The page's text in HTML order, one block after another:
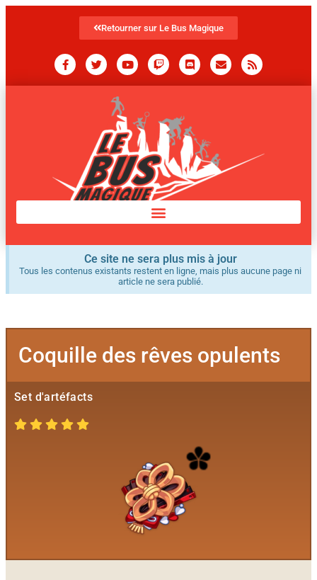
Retourner sur Le Bus Magique
Ce site ne sera plus mis à jour
Tous les contenus existants restent en ligne, mais plus aucune page ni
article ne sera publié.
Coquille des rêves opulents
Set d'artéfacts